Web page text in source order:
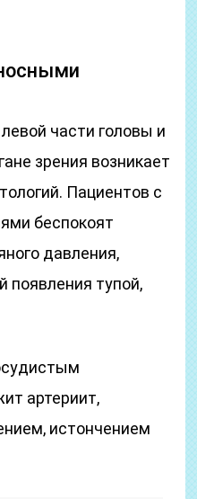
части головы и
зрения возникает
Пациентов с
беспокоят
давления,
появления тупой,
артериит,
истончением